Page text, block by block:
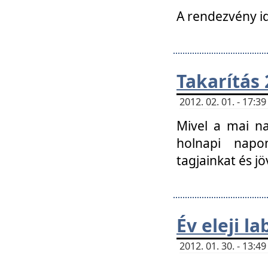
A rendezvény
Takarítás
2012. 02. 01. -
Mivel a mai
holnapi
tagjainkat és
Év eleji
2012. 01. 30. -